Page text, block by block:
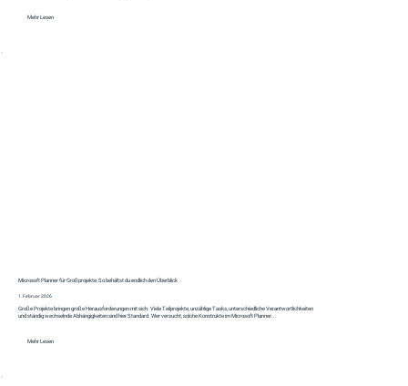
Mehr Lesen
Microsoft Planner für Großprojekte: So behältst du endlich den Überblick
1. Februar 2026
Große Projekte bringen große Herausforderungen mit sich. Viele Teilprojekte, unzählige Tasks, unterschiedliche Verantwortlichkeiten
und ständig wechselnde Abhängigkeiten sind hier Standard. Wer versucht, solche Konstrukte im Microsoft Planner...
Mehr Lesen